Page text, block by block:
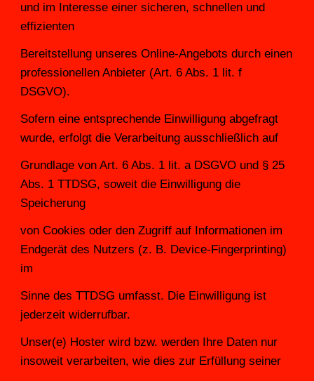
und im Interesse einer sicheren, schnellen und
effizienten
Bereitstellung unseres Online-Angebots durch einen
professionellen Anbieter (Art. 6 Abs. 1 lit. f
DSGVO).
Sofern eine entsprechende Einwilligung abgefragt
wurde, erfolgt die Verarbeitung ausschließlich auf
Grundlage von Art. 6 Abs. 1 lit. a DSGVO und § 25
Abs. 1 TTDSG, soweit die Einwilligung die
Speicherung
von Cookies oder den Zugriff auf Informationen im
Endgerät des Nutzers (z. B. Device-Fingerprinting)
im
Sinne des TTDSG umfasst. Die Einwilligung ist
jederzeit widerrufbar.
Unser(e) Hoster wird bzw. werden Ihre Daten nur
insoweit verarbeiten, wie dies zur Erfüllung seiner